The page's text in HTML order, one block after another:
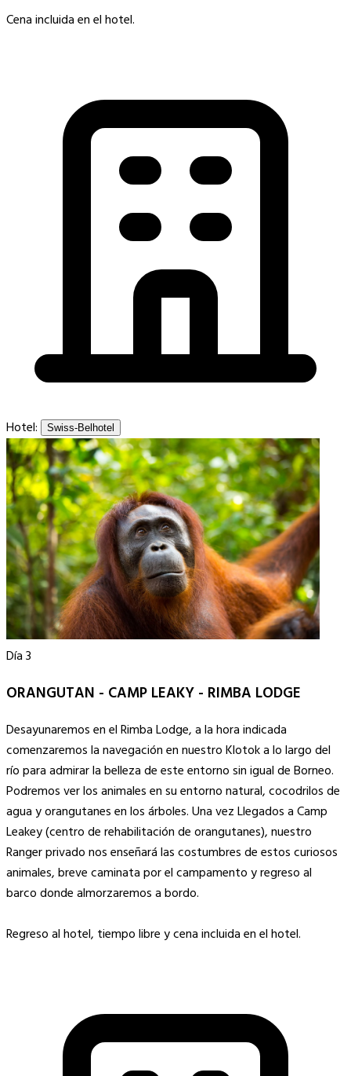
Cena incluida en el hotel.
Hotel: Swiss-Belhotel
Día 3
ORANGUTAN - CAMP LEAKY - RIMBA LODGE
Desayunaremos en el Rimba Lodge, a la hora indicada
comenzaremos la navegación en nuestro Klotok a lo largo del
río para admirar la belleza de este entorno sin igual de Borneo.
Podremos ver los animales en su entorno natural, cocodrilos de
agua y orangutanes en los árboles. Una vez Llegados a Camp
Leakey (centro de rehabilitación de orangutanes), nuestro
Ranger privado nos enseñará las costumbres de estos curiosos
animales, breve caminata por el campamento y regreso al
barco donde almorzaremos a bordo.
Regreso al hotel, tiempo libre y cena incluida en el hotel.